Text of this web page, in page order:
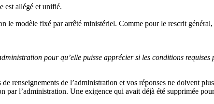
est allégé et unifié.
le modèle fixé par arrêté ministériel. Comme pour le rescrit
pour qu’elle puisse apprécier si les conditions
renseignements de l’administration et vos réponses ne doivent
par l’administration. Une exigence qui avait déjà été supprimée